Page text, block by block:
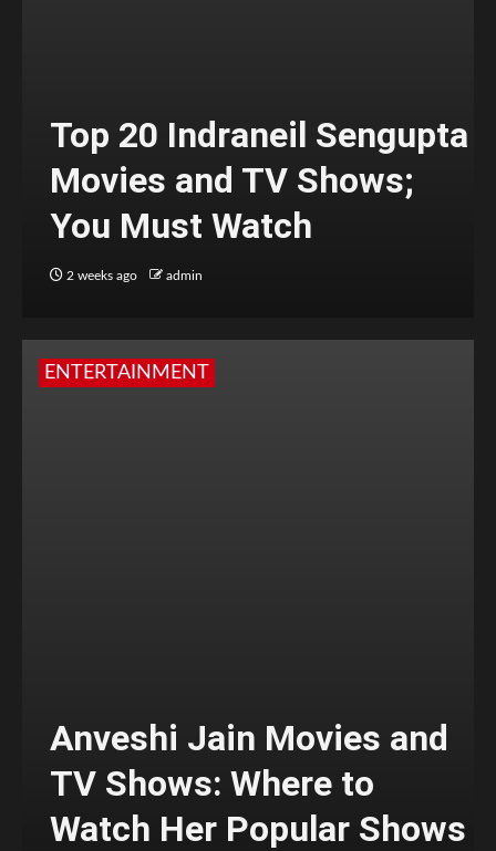
Top 20 Indraneil Sengupta
Movies and TV Shows;
You Must Watch
2 weeks ago admin
ENTERTAINMENT
Anveshi Jain Movies and
TV Shows: Where to
Watch Her Popular Shows